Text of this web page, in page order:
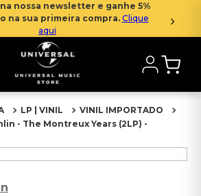
nossa newsletter e ganhe 5%
na sua primeira compra. Clique
aqui
LP | VINIL
VINIL IMPORTADO
- The Montreux Years (2LP) -